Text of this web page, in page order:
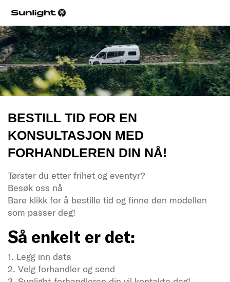
BESTILL TID FOR EN
KONSULTASJON MED
FORHANDLEREN DIN NÅ!
Tørster du etter frihet og eventyr?
Besøk oss nå
Bare klikk for å bestille tid og finne den modellen
som passer deg!
Så enkelt er det:
1. Legg inn data
2. Velg forhandler og send